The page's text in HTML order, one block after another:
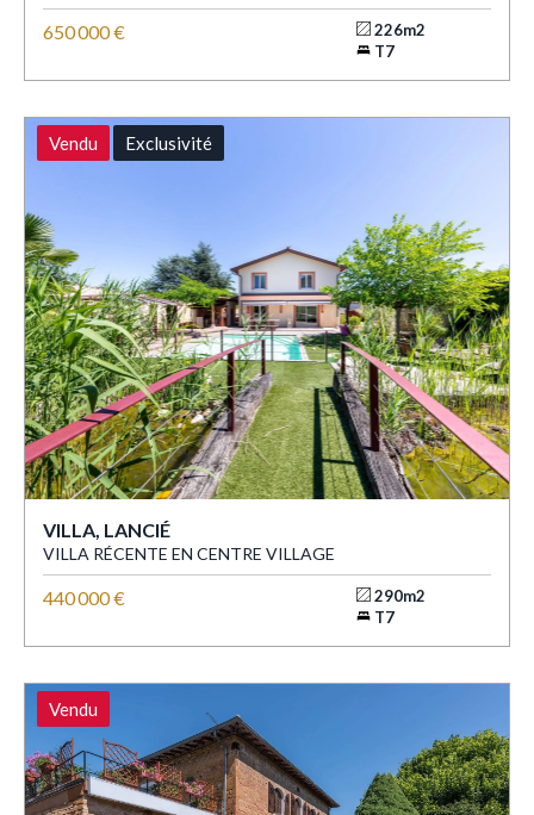
650 000 €
226m2
T7
Vendu Exclusivité
VILLA, LANCIÉ
VILLA RÉCENTE EN CENTRE VILLAGE
440 000 €
290m2
T7
Vendu